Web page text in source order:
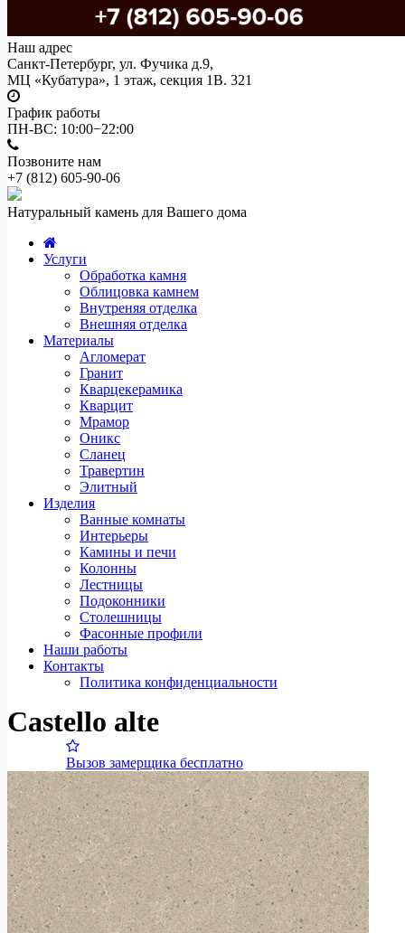
Наш адрес
Санкт-Петербург, ул. Фучика д.9,
МЦ «Кубатура», 1 этаж, секция 1В. 321
График работы
ПН-ВС: 10:00−22:00
Позвоните нам
+7 (812) 605-90-06
Натуральный камень для Вашего дома
Услуги
Обработка камня
Облицовка камнем
Внутреняя отделка
Внешняя отделка
Материалы
Агломерат
Гранит
Кварцекерамика
Кварцит
Мрамор
Оникс
Сланец
Травертин
Элитный
Изделия
Ванные комнаты
Интерьеры
Камины и печи
Колонны
Лестницы
Подоконники
Столешницы
Фасонные профили
Наши работы
Контакты
Политика конфиденциальности
Castello alte
Вызов замерщика бесплатно